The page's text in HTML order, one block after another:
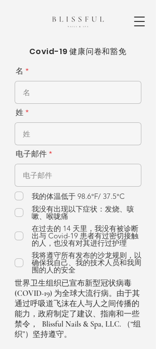
Covid-19 健康问卷和豁免
名
姓
电子邮件
我的体温低于 98.6°F/ 37.5°C
我没有出现以下症状：发烧、咳
嗽、喉咙痛
在过去的 14 天里，我没有被诊断
出与 Covid-19 患者有过密切接触
的人，也没有对其进行过护理
我将遵守所有发布的沙龙规则，以
确保我自己、我的技术人员和我周
围的人的安全
世界卫生组织已宣布新型冠状病毒
(COVID-19) 为全球大流行病。由于其
通过呼吸道飞沫在人与人之间传播的
能力，政府制定了建议、指南和一些
禁令，
Blissful Nails & Spa, LLC. （“组
织”）坚持遵守。